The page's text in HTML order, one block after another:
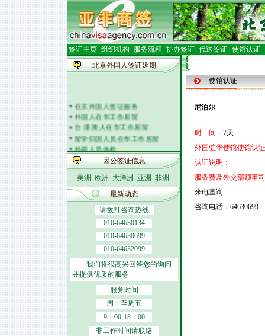
签证主页 组织机构 服务流程 协办签证 代送签证 使馆认证
北京外国人签证延期
在京外国人签证服务
外国人在华工作居留
台 港 澳人在华工作居留
留学归国人员在华工作居留
外籍人员体检
外国人在华开车
签证邀请函电
外商投资企业
外国(地区)企业常驻代表机构
北京市居民出境证件
因公签证信息
美洲 欧洲 大洋洲 亚洲 非洲
最新动态
请拨打咨询热线
010-64630134
010-64630699
010-64632099
我们将很高兴回答您的询问
并提供优质的服务
服务时间
周一至周五
9：00-18：00
非工作时间请联络
使馆认证
尼泊尔
时 间： 7天
外国驻华使馆使馆认
认证说明：
服务费及外交部领事
来电查询
咨询电话：64630699